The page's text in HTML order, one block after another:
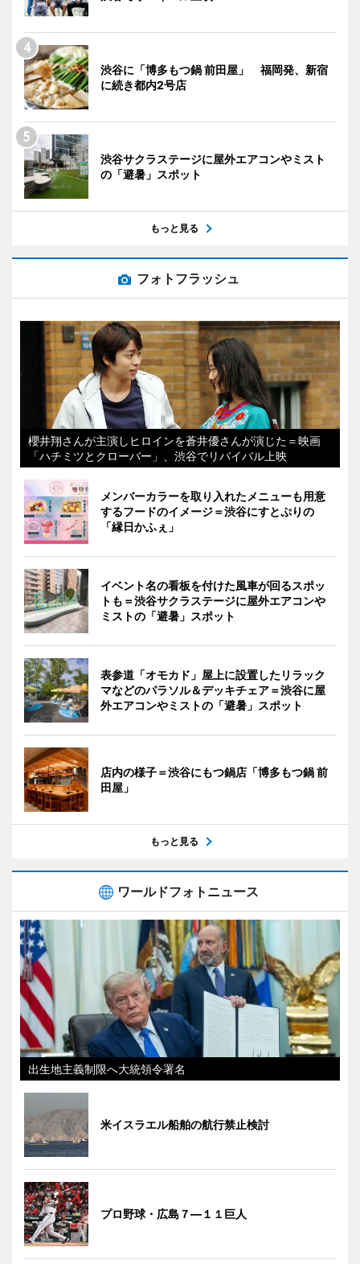
渋谷に「博多もつ鍋 前田屋」 福岡発、新宿
に続き都内2号店
渋谷サクラステージに屋外エアコンやミスト
の「避暑」スポット
もっと見る
フォトフラッシュ
櫻井翔さんが主演しヒロインを蒼井優さんが演じた＝映画
「ハチミツとクローバー」、渋谷でリバイバル上映
メンバーカラーを取り入れたメニューも用意
するフードのイメージ＝渋谷にすとぷりの
「縁日かふぇ」
イベント名の看板を付けた風車が回るスポッ
トも＝渋谷サクラステージに屋外エアコンや
ミストの「避暑」スポット
表参道「オモカド」屋上に設置したリラック
マなどのパラソル＆デッキチェア＝渋谷に屋
外エアコンやミストの「避暑」スポット
店内の様子＝渋谷にもつ鍋店「博多もつ鍋 前
田屋」
もっと見る
ワールドフォトニュース
出生地主義制限へ大統領令署名
米イスラエル船舶の航行禁止検討
プロ野球・広島７―１１巨人